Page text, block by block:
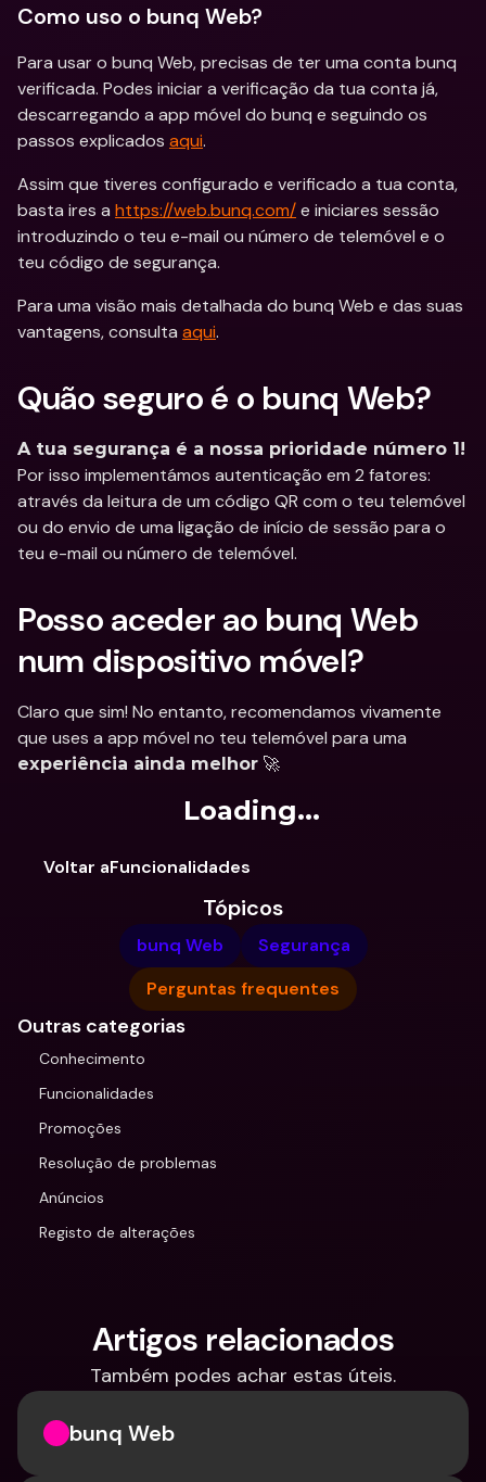
Como uso o bunq Web?
Para usar o bunq Web, precisas de ter uma conta bunq
verificada. Podes iniciar a verificação da tua conta já,
descarregando a app móvel do bunq e seguindo os
passos explicados aqui.
Assim que tiveres configurado e verificado a tua conta,
basta ires a https://web.bunq.com/ e iniciares sessão
introduzindo o teu e-mail ou número de telemóvel e o
teu código de segurança.
Para uma visão mais detalhada do bunq Web e das suas
vantagens, consulta aqui.
Quão seguro é o bunq Web?
Por isso implementámos autenticação em 2 fatores:
através da leitura de um código QR com o teu telemóvel
ou do envio de uma ligação de início de sessão para o
teu e-mail ou número de telemóvel.
Posso aceder ao bunq Web
num dispositivo móvel?
Claro que sim! No entanto, recomendamos vivamente
experiência ainda melhor 🚀
Loading...
Voltar aFuncionalidades
Tópicos
bunq Web
Segurança
Perguntas frequentes
Outras categorias
Conhecimento
Funcionalidades
Promoções
Resolução de problemas
Anúncios
Registo de alterações
Artigos relacionados
Também podes achar estas úteis.
bunq Web